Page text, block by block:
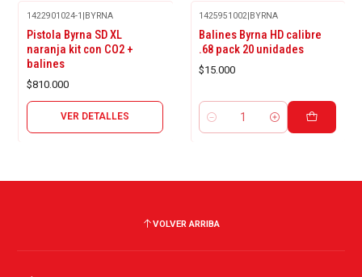
1422901024-1 |BYRNA
Pistola Byrna SD XL
naranja kit con CO2 +
balines
$810.000
VER DETALLES
1425951002|BYRNA
Balines Byrna HD calibre
.68 pack 20 unidades
$15.000
Cantidad
VOLVER ARRIBA